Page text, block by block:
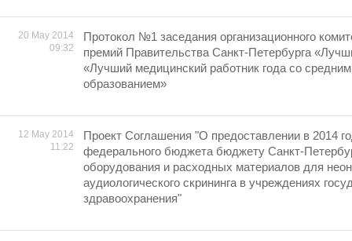
20 May 2014
09:32
Протокол №1 заседания организационного
премий Правительства Санкт-Петербурга
«Лучший медицинский работник года со
образованием»
12 May 2014
11:22
Проект Соглашения "О предоставлении в 2014
федерального бюджета бюджету Санкт-
оборудования и расходных материалов для
аудиологического скрининга в учреждениях
здравоохранения"